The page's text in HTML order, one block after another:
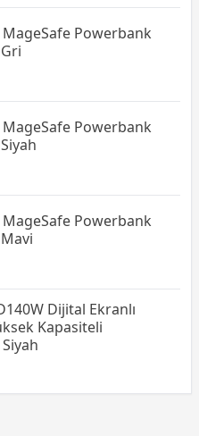
MageSafe Powerbank
MageSafe Powerbank
MageSafe Powerbank
Dijital Ekranlı
Kapasiteli